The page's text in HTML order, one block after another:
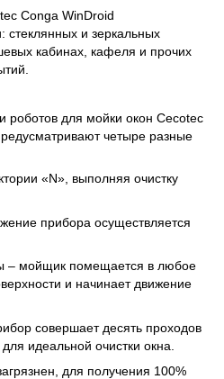
Conga WinDroid
стеклянных и зеркальных
кабинах, кафеля и прочих
для мойки окон Cecotec
четыре разные
«N», выполняя очистку
прибора осуществляется
– мойщик помещается в любое
и начинает движение
совершает десять проходов
идеальной очистки окна.
для получения 100%